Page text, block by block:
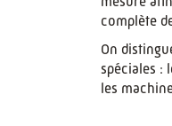
complète
On
spéciales :
les